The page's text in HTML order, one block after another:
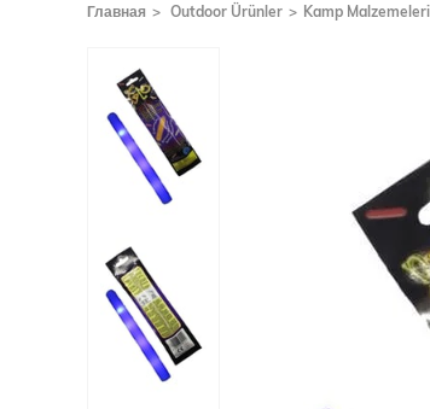
Главная Outdoor Ürünler Kamp Malzemeleri